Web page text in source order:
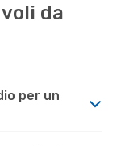
da
per un